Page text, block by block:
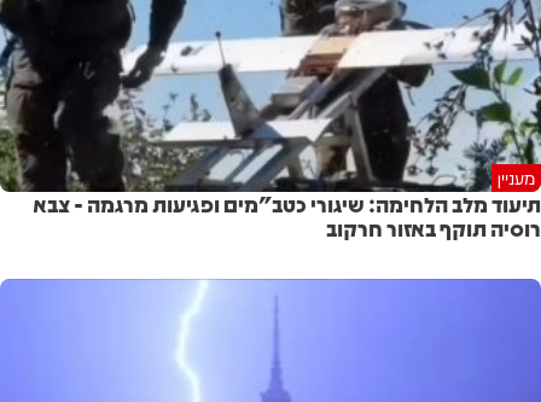
מעניין
תיעוד מלב הלחימה: שיגורי כטב"מים ופגיעות מרגמה - צבא
רוסיה תוקף באזור חרקוב